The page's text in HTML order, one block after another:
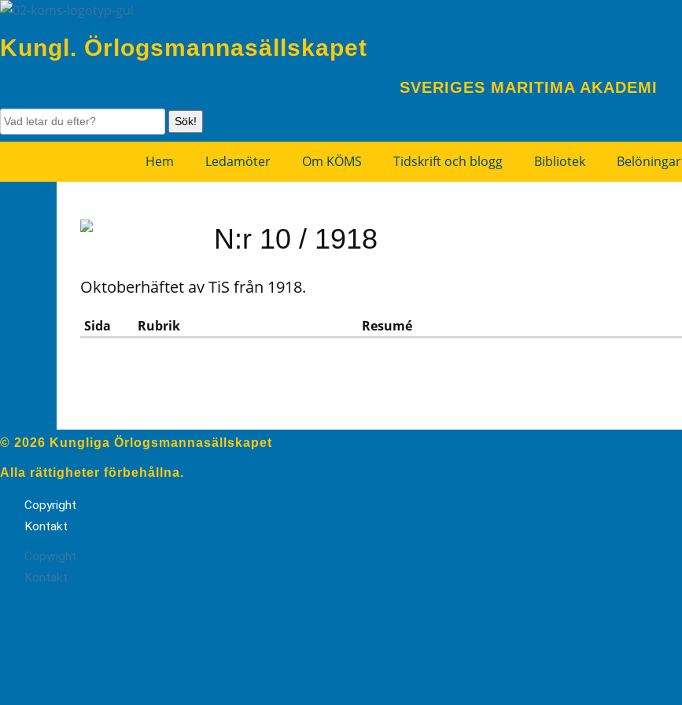
Kungl. Örlogsmannasällskapet
SVERIGES MARITIMA AKADEMI
Sök!
Hem Ledamöter Om KÖMS Tidskrift och blogg Bibliotek Belöningar
N:r 10 / 1918
Oktoberhäftet av TiS från 1918.
Sida Rubrik Resumé
© 2026 Kungliga Örlogsmannasällskapet
Alla rättigheter förbehållna.
Copyright
Kontakt
Copyright
Kontakt